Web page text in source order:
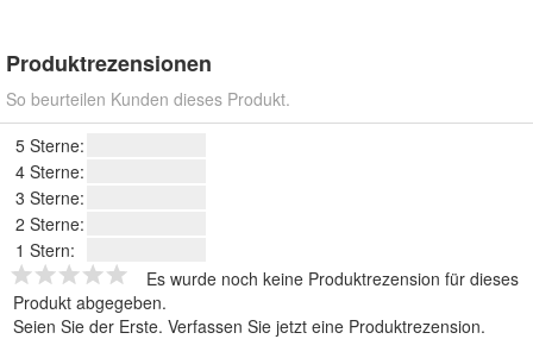
Produktrezensionen
So beurteilen Kunden dieses Produkt.
5 Sterne:
4 Sterne:
3 Sterne:
2 Sterne:
1 Stern:
Es wurde noch keine Produktrezension für dieses
Produkt abgegeben.
Seien Sie der Erste. Verfassen Sie jetzt eine Produktrezension.